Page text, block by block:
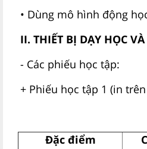
• Dùng mô hình động
II. THIẾT BỊ DẠY HỌC
- Các phiếu học tập:
+ Phiếu học tập 1 (in
Đặc điểm